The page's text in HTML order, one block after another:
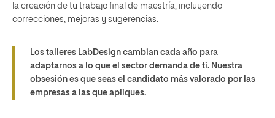
la creación de tu trabajo final de maestría, incluyendo
correcciones, mejoras y sugerencias.
Los talleres LabDesign cambian cada año para
adaptarnos a lo que el sector demanda de ti. Nuestra
obsesión es que seas el candidato más valorado por las
empresas a las que apliques.